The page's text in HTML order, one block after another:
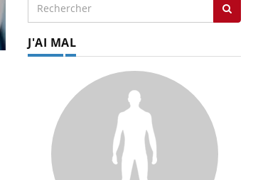
verres adaptés, c'est indispensable
pour la santé des yeux”
J'AI MAL